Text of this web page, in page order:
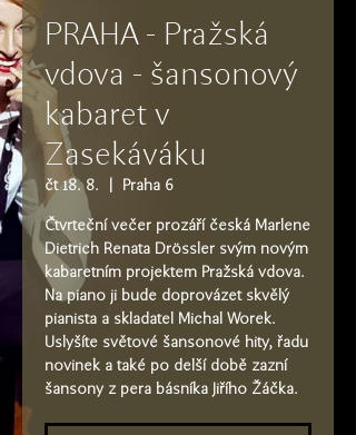
PRAHA - Pražská
vdova - šansonový
kabaret v
Zasekáváku
čt 18. 8. Praha 6
Čtvrteční večer prozáří česká Marlene
Dietrich Renata Drössler svým novým
kabaretním projektem Pražská vdova.
Na piano ji bude doprovázet skvělý
pianista a skladatel Michal Worek.
Uslyšíte světové šansonové hity, řadu
novinek a také po delší době zazní